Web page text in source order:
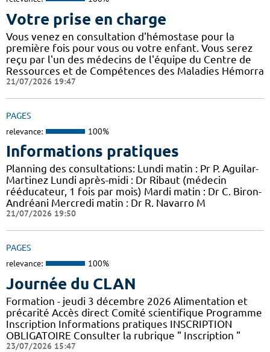
Votre prise en charge
Vous venez en consultation d'hémostase pour la
première fois pour vous ou votre enfant. Vous serez
reçu par l'un des médecins de l'équipe du Centre de
Ressources et de Compétences des Maladies Hémorra
21/07/2026 19:47
PAGES
relevance: 100%
Informations pratiques
Planning des consultations: Lundi matin : Pr P. Aguilar-
Martinez Lundi après-midi : Dr Ribaut (médecin
rééducateur, 1 fois par mois) Mardi matin : Dr C. Biron-
Andréani Mercredi matin : Dr R. Navarro M
21/07/2026 19:50
PAGES
relevance: 100%
Journée du CLAN
Formation - jeudi 3 décembre 2026 Alimentation et
précarité Accès direct Comité scientifique Programme
Inscription Informations pratiques ​INSCRIPTION
OBLIGATOIRE Consulter la rubrique " Inscription "
23/07/2026 15:47